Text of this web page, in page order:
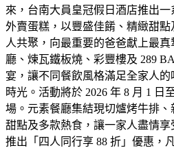
來，台南大員皇冠假日酒店推出
外賣蛋糕，以豐盛佳餚、精緻甜
人共聚，向最重要的爸爸獻上最
廳、煉瓦鐵板燒、彩豐樓及 289
宴，讓不同餐飲風格滿足全家人
時光。活動將於 2026 年 8 月 1 日
場。元素餐廳集結現切爐烤牛排
甜點及多款熱食，讓一家人盡情
推出「四人同行享 88 折」優惠，